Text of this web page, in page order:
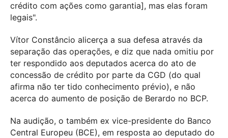
crédito com ações como garantia], mas elas foram
legais".
Vítor Constâncio alicerça a sua defesa através da
separação das operações, e diz que nada omitiu por
ter respondido aos deputados acerca do ato de
concessão de crédito por parte da CGD (do qual
afirma não ter tido conhecimento prévio), e não
acerca do aumento de posição de Berardo no BCP.
Na audição, o também ex vice-presidente do Banco
Central Europeu (BCE), em resposta ao deputado do